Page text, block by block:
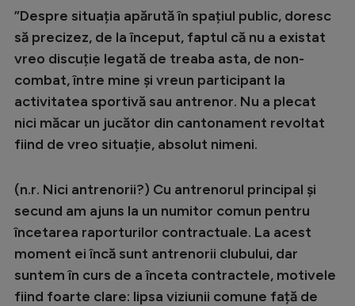
Intră în cont
Creează cont
”Despre situația apărută în spațiul public, doresc
să precizez, de la început, faptul că nu a existat
vreo discuție legată de treaba asta, de non-
combat, între mine și vreun participant la
activitatea sportivă sau antrenor​. Nu a plecat
nici măcar un jucător din cantonament revoltat
fiind de vreo situație, absolut nimeni.
(n.r. Nici antrenorii?) Cu antrenorul principal și
secund am ajuns la un numitor comun pentru
încetarea raporturilor contractuale. La acest
moment ei încă sunt antrenorii clubului, dar
suntem în curs de a înceta contractele, motivele
fiind foarte clare: lipsa viziunii comune față de